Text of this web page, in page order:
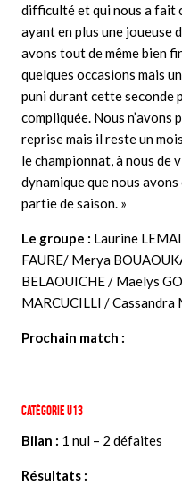
difficulté et qui nous a fait
ayant en plus une joueuse
avons tout de même bien
quelques occasions mais
puni durant cette seconde
compliquée. Nous n’avons
reprise mais il reste un
le championnat, à nous
dynamique que nous
partie de saison. »
Le groupe : Laurine
FAURE/ Merya
BELAOUICHE / Maelys
MARCUCILLI / Cassandra
Prochain match :
Catégorie U13
Bilan : 1 nul – 2 défaites
Résultats :